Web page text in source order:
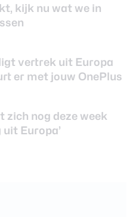
kijk nu wat we in
vertrek uit Europa
er met jouw OnePlus
zich nog deze week
Europa’